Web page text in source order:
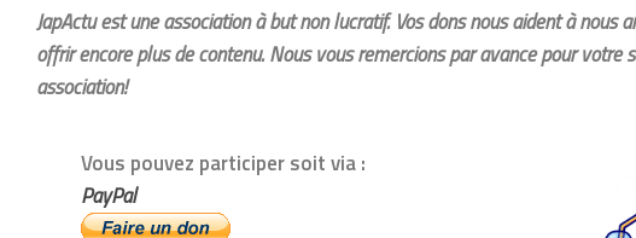
JapActu est une association à but non lucratif. Vos dons nous aident à nous
offrir encore plus de contenu. Nous vous remercions par avance pour votre
association!
Vous pouvez participer soit via :
PayPal